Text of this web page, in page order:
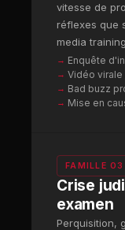
vitesse de
réflexes que
media
Enquête
Vidéo virale
Bad buzz
Mise en
FAMILLE 03
Crise
examen
Perquisition,